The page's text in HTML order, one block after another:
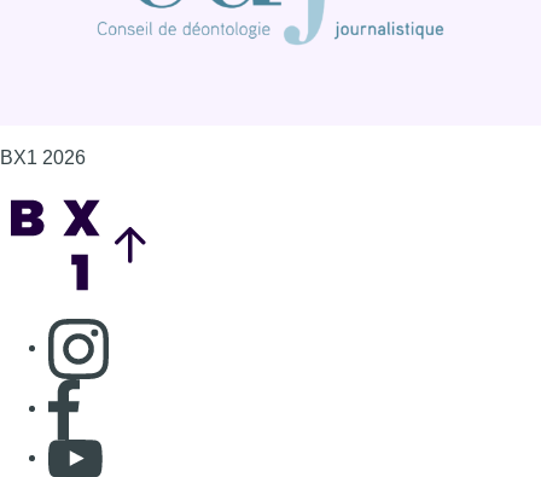
BX1 2026
Consulter page Instagram
Consulter page Facebook
Consulter Youtube